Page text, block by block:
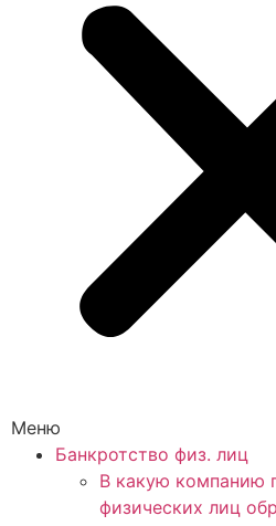
Меню
Банкротство физ. лиц
В какую компанию
физических лиц